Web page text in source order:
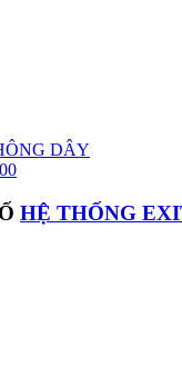
DÂY
HỆ THỐNG